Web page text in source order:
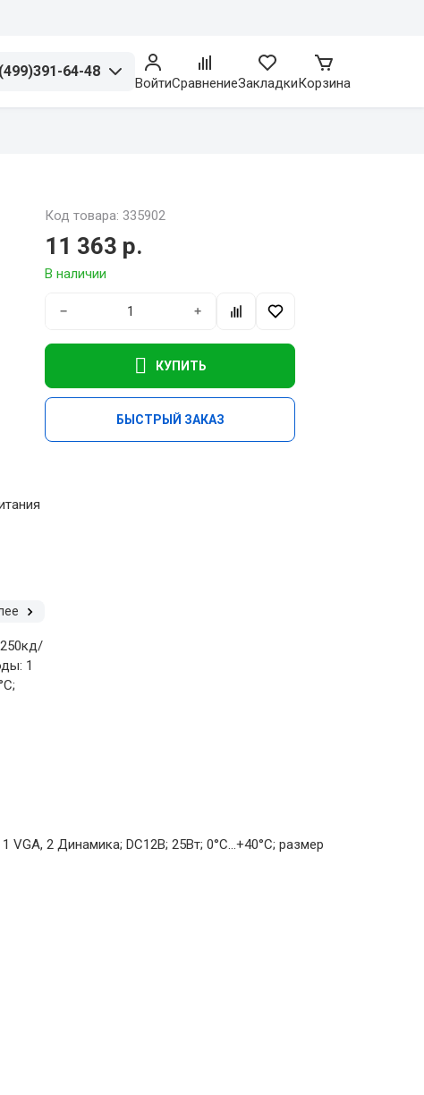
64-48
ВойтиСравнениеЗакладкиКорзина
1
Код товара: 335902
11 363 р.
В наличии
− +
КУПИТЬ
БЫСТРЫЙ ЗАКАЗ
2 Динамика; DC12В; 25Вт; 0°C...+40°C; размер